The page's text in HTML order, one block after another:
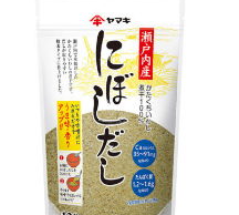
ストレートつゆ